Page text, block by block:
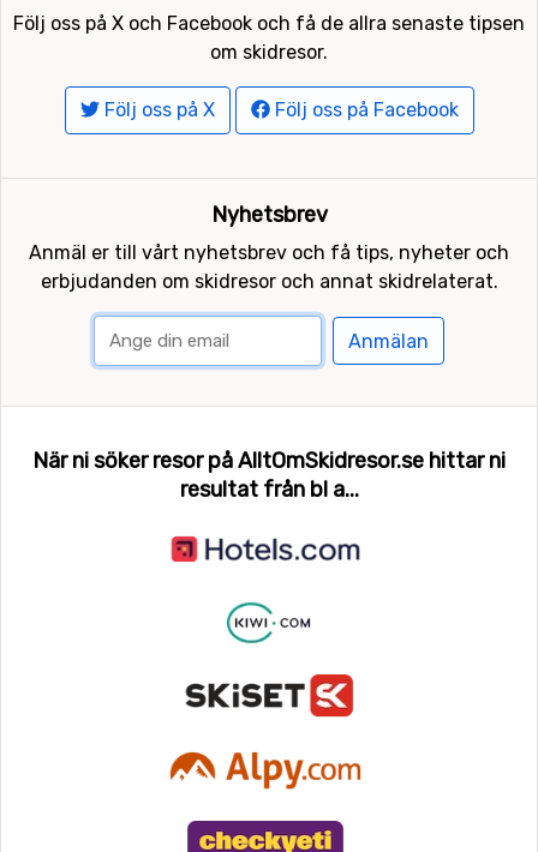
Följ oss på X och Facebook och få de allra senaste tipsen
om skidresor.
Följ oss på X Följ oss på Facebook
Nyhetsbrev
Anmäl er till vårt nyhetsbrev och få tips, nyheter och
erbjudanden om skidresor och annat skidrelaterat.
Anmälan
När ni söker resor på AlltOmSkidresor.se hittar ni
resultat från bl a...